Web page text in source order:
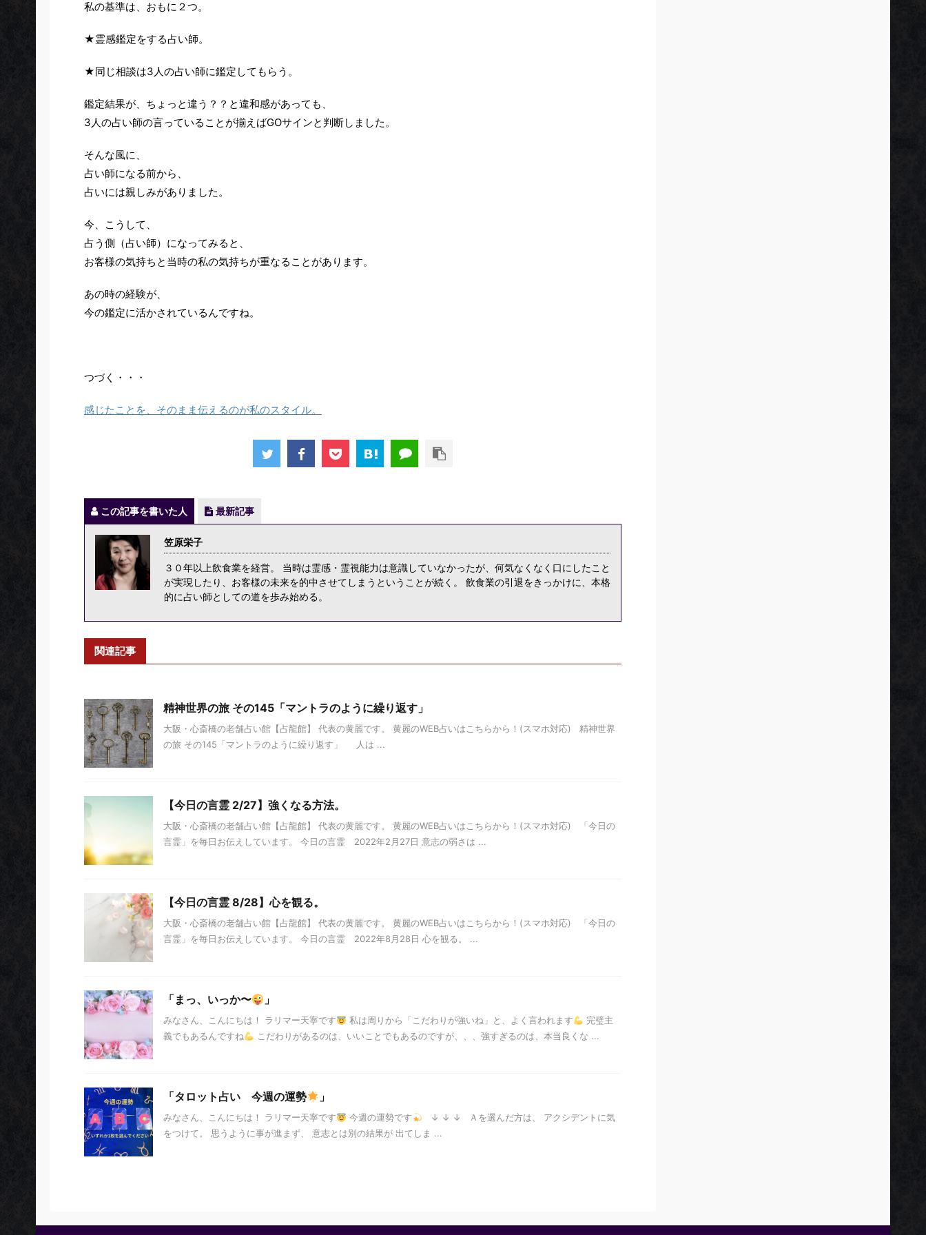
私の基準は、おもに２つ。
★霊感鑑定をする占い師。
★同じ相談は3人の占い師に鑑定してもらう。
鑑定結果が、ちょっと違う？？と違和感があっても、
3人の占い師の言っていることが揃えばGOサインと判断しました。
そんな風に、
占い師になる前から、
占いには親しみがありました。
今、こうして、
占う側（占い師）になってみると、
お客様の気持ちと当時の私の気持ちが重なることがあります。
あの時の経験が、
今の鑑定に活かされているんですね。
つづく・・・
感じたことを、そのまま伝えるのが私のスタイル。
この記事を書いた人 最新記事
笠原栄子
３０年以上飲食業を経営。 当時は霊感・霊視能力は意識していなかったが、何気なくなく口にしたこと
が実現したり、お客様の未来を的中させてしまうということが続く。 飲食業の引退をきっかけに、本格
的に占い師としての道を歩み始める。
関連記事
精神世界の旅 その145「マントラのように繰り返す」
大阪・心斎橋の老舗占い館【占龍館】 代表の黄麗です。 黄麗のWEB占いはこちらから！(スマホ対応) 精神世界
の旅 その145「マントラのように繰り返す」 人は ...
【今日の言霊 2/27】強くなる方法。
大阪・心斎橋の老舗占い館【占龍館】 代表の黄麗です。 黄麗のWEB占いはこちらから！(スマホ対応) 「今日の
言霊」を毎日お伝えしています。 今日の言霊 2022年2月27日 意志の弱さは ...
【今日の言霊 8/28】心を観る。
大阪・心斎橋の老舗占い館【占龍館】 代表の黄麗です。 黄麗のWEB占いはこちらから！(スマホ対応) 「今日の
言霊」を毎日お伝えしています。 今日の言霊 2022年8月28日 心を観る。 ...
「まっ、いっか〜 」
みなさん、こんにちは！ ラリマー天寧です 私は周りから「こだわりが強いね」と、よく言われます
完璧主
義でもあるんですね
こだわりがあるのは、いいことでもあるのですが、、、強すぎるのは、本当良くな ...
「タロット占い 今週の運勢 」
みなさん、こんにちは！ ラリマー天寧です 今週の運勢です
↓ ↓ ↓ Ａを選んだ方は、 アクシデントに気
をつけて。 思うように事が進まず、 意志とは別の結果が 出てしま ...